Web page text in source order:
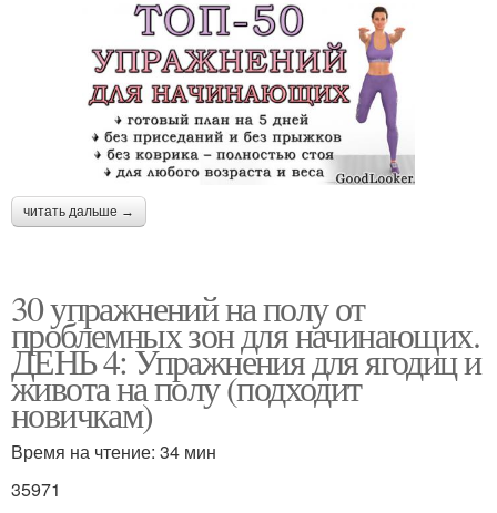
читать дальше →
30 упражнений на полу от
проблемных зон для начинающих.
ДЕНЬ 4: Упражнения для ягодиц и
живота на полу (подходит
новичкам)
Время на чтение: 34 мин
35971